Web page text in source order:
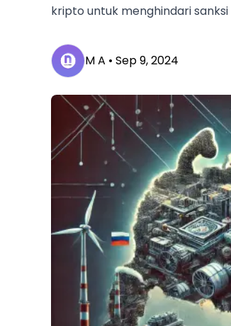
kripto untuk menghindari sanksi
M A • Sep 9, 2024